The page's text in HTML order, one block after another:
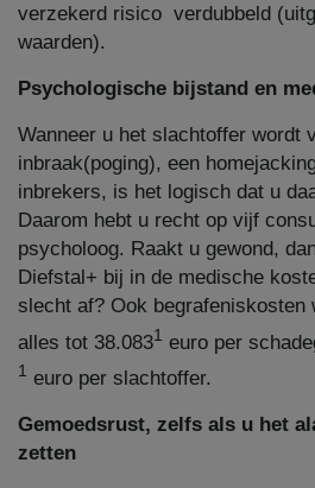
verzekerd risico verdubbeld
waarden).
Psychologische bijstand en
Wanneer u het slachtoffer wordt
inbraak(poging), een
inbrekers, is het logisch dat u
Daarom hebt u recht op vijf
psycholoog. Raakt u gewond,
Diefstal+ bij in de medische
slecht af? Ook begrafeniskosten
alles tot 38.0831 euro per
1 euro per slachtoffer.​
Gemoedsrust, zelfs als u het
zetten